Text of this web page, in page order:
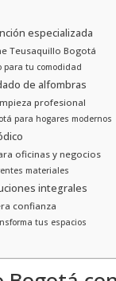
especializada
Teusaquillo Bogotá
para tu comodidad
de alfombras
profesional
para hogares modernos
oficinas y negocios
materiales
integrales
confianza
tus espacios